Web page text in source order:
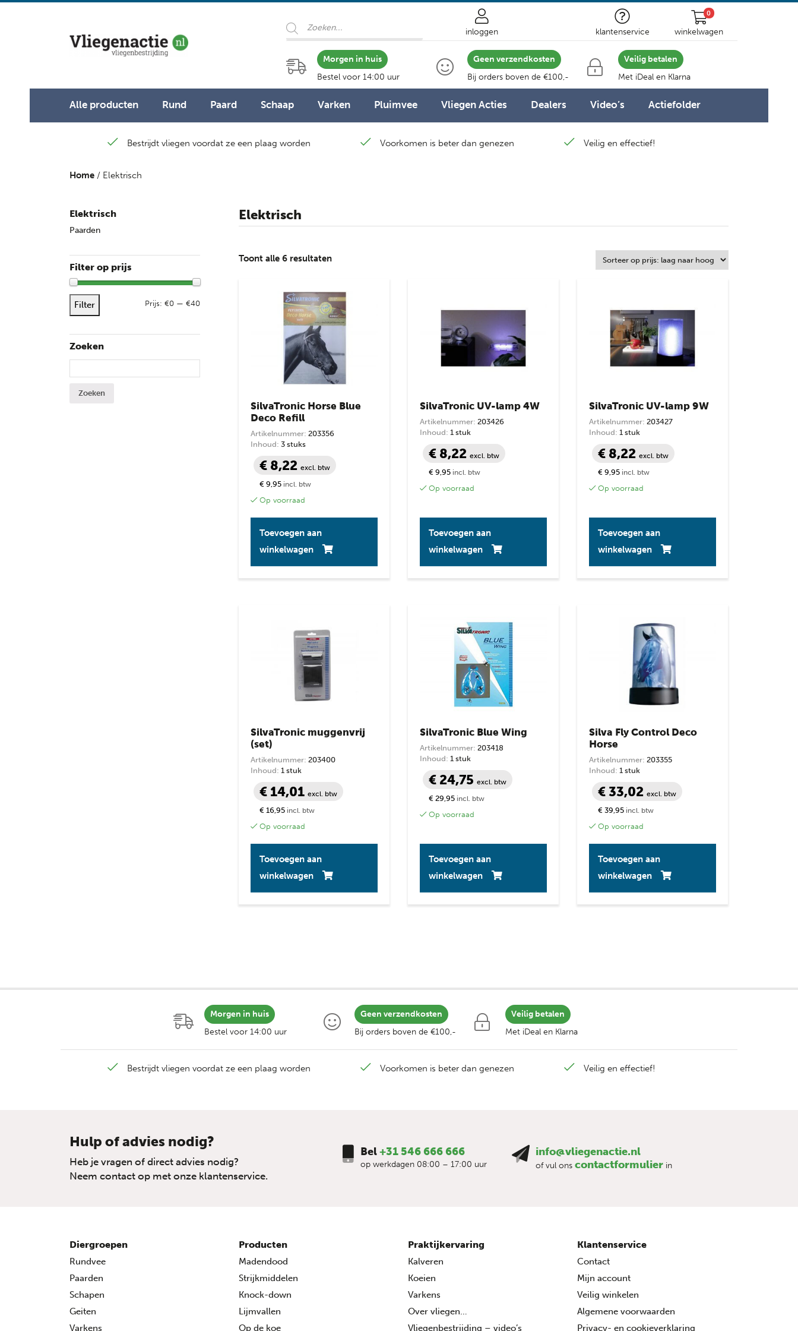
Producten
zoeken
inloggen klantenservice
0
winkelwagen
Morgen in huis
Bestel voor 14:00 uur
Geen verzendkosten
Bij orders boven de €100,-
Veilig betalen
Met iDeal en Klarna
Alle producten Rund Paard Schaap Varken Pluimvee Vliegen Acties Dealers Video’s Actiefolder
Bestrijdt vliegen voordat ze een plaag worden Voorkomen is beter dan genezen Veilig en effectief!
Elektrisch
Toont alle 6 resultatenGesorteerd
prijs:
laag
naar
SilvaTronic Horse Blue
Deco Refill
Artikelnummer: 203356
Inhoud: 3 stuks
€ 8,22 excl. btw
€ 9,95 incl. btw
Op voorraad
Toevoegen aan
winkelwagen
SilvaTronic UV-lamp 4W
Artikelnummer: 203426
Inhoud: 1 stuk
€ 8,22excl. btw
€ 9,95 incl. btw
Op voorraad
Toevoegen aan
winkelwagen
SilvaTronic UV-lamp 9W
Artikelnummer: 203427
Inhoud: 1 stuk
€ 8,22excl. btw
€ 9,95 incl. btw
Op voorraad
Toevoegen aan
winkelwagen
SilvaTronic muggenvrij
(set)
Artikelnummer: 203400
Inhoud: 1 stuk
€ 14,01 excl. btw
€ 16,95 incl. btw
Op voorraad
Toevoegen aan
winkelwagen
SilvaTronic Blue Wing
Artikelnummer: 203418
Inhoud: 1 stuk
€ 24,75excl. btw
€ 29,95 incl. btw
Op voorraad
Toevoegen aan
winkelwagen
Silva Fly Control Deco
Horse
Artikelnummer: 203355
Inhoud: 1 stuk
€ 33,02excl. btw
€ 39,95 incl. btw
Op voorraad
Toevoegen aan
winkelwagen
Home / Elektrisch
Elektrisch
Paarden
Filter op prijs
Filter Prijs: €0 — €40
Zoeken
Morgen in huis
Bestel voor 14:00 uur
Geen verzendkosten
Bij orders boven de €100,-
Veilig betalen
Met iDeal en Klarna
Bestrijdt vliegen voordat ze een plaag worden Voorkomen is beter dan genezen Veilig en effectief!
Hulp of advies nodig?
Heb je vragen of direct advies nodig?
Neem contact op met onze klantenservice.
Bel+31 546 666 666
op werkdagen 08:00 – 17:00 uur
info@vliegenactie.nl
of vul ons contactformulier in
Diergroepen
Rundvee
Paarden
Schapen
Geiten
Varkens
Producten
Madendood
Strijkmiddelen
Knock-down
Lijmvallen
Op de koe
Praktijkervaring
Kalveren
Koeien
Varkens
Over vliegen…
Vliegenbestrijding – video’s
Klantenservice
Contact
Mijn account
Veilig winkelen
Algemene voorwaarden
Privacy- en cookieverklaring